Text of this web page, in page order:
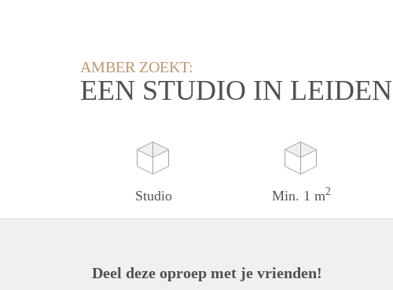
AMBER ZOEKT:
EEN STUDIO IN LEIDEN
Studio Min. 1 m2
Deel deze oproep met je vrienden!